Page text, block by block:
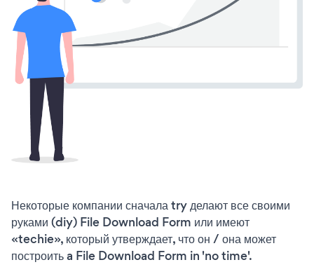
Некоторые компании сначала try делают все своими
руками (diy) File Download Form или имеют
«techie», который утверждает, что он / она может
построить a File Download Form in 'no time'.